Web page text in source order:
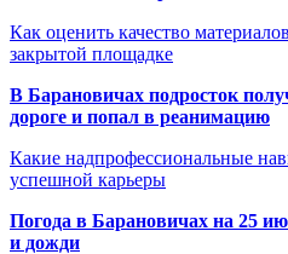
Как оценить качество
закрытой площадке
В Барановичах подросток
дороге и попал в реанимацию
Какие надпрофессиональные
успешной карьеры
Погода в Барановичах на 25
и дожди